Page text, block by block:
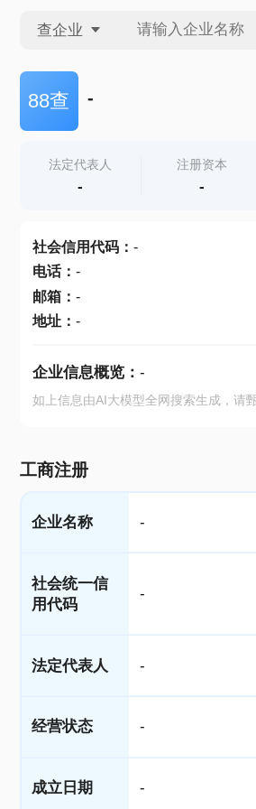
查企业
查企业
查产地
88查 -
法定代表人
-
注册资本
-
社会信用代码： -
电话： -
邮箱： -
地址： -
企业信息概览： -
如上信息由AI大模型全网搜索生成，请
工商注册
企业名称 -
社会统一信
用代码
-
法定代表人 -
经营状态 -
成立日期 -